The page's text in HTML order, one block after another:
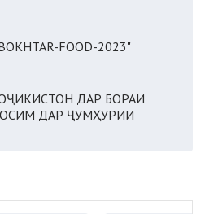
FOOD-2023"
ДАР БОРАИ
ДАР ҶУМҲУРИИ